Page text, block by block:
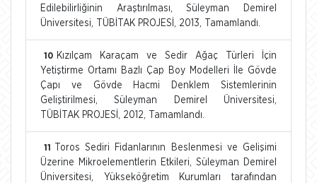
Edilebilirliğinin Araştırılması, Süleyman Demirel
Üniversitesi, TÜBİTAK PROJESİ, 2013, Tamamlandı.
10 Kızılçam Karaçam ve Sedir Ağaç Türleri İçin
Yetiştirme Ortamı Bazlı Çap Boy Modelleri İle Gövde
Çapı ve Gövde Hacmi Denklem Sistemlerinin
Geliştirilmesi, Süleyman Demirel Üniversitesi,
TÜBİTAK PROJESİ, 2012, Tamamlandı.
11
Toros Sediri Fidanlarının Beslenmesi ve Gelişimi
Üzerine Mikroelementlerin Etkileri, Süleyman Demirel
Üniversitesi, Yükseköğretim Kurumları tarafından